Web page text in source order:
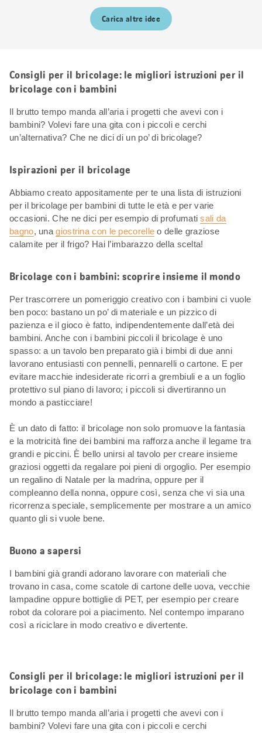
Carica altre idee
Consigli per il bricolage: le migliori istruzioni per il
bricolage con i bambini
Il brutto tempo manda all’aria i progetti che avevi con i
bambini? Volevi fare una gita con i piccoli e cerchi
un’alternativa? Che ne dici di un po’ di bricolage?
Ispirazioni per il bricolage
Abbiamo creato appositamente per te una lista di istruzioni
per il bricolage per bambini di tutte le età e per varie
occasioni. Che ne dici per esempio di profumatisali da
bagno, unagiostrina con le pecorelle o delle graziose
calamite per il frigo? Hai l’imbarazzo della scelta!
Bricolage con i bambini: scoprire insieme il mondo
Per trascorrere un pomeriggio creativo con i bambini ci vuole
ben poco: bastano un po’ di materiale e un pizzico di
pazienza e il gioco è fatto, indipendentemente dall’età dei
bambini. Anche con i bambini piccoli il bricolage è uno
spasso: a un tavolo ben preparato già i bimbi di due anni
lavorano entusiasti con pennelli, pennarelli o cartone. E per
evitare macchie indesiderate ricorri a grembiuli e a un foglio
protettivo sul piano di lavoro; i piccoli si divertiranno un
mondo a pasticciare!
È un dato di fatto: il bricolage non solo promuove la fantasia
e la motricità fine dei bambini ma rafforza anche il legame tra
grandi e piccini. È bello unirsi al tavolo per creare insieme
graziosi oggetti da regalare poi pieni di orgoglio. Per esempio
un regalino di Natale per la madrina, oppure per il
compleanno della nonna, oppure così, senza che vi sia una
ricorrenza speciale, semplicemente per mostrare a un amico
quanto gli si vuole bene.
Buono a sapersi
I bambini già grandi adorano lavorare con materiali che
trovano in casa, come scatole di cartone delle uova, vecchie
lampadine oppure bottiglie di PET, per esempio per creare
robot da colorare poi a piacimento. Nel contempo imparano
così a riciclare in modo creativo e divertente.
Consigli per il bricolage: le migliori istruzioni per il
bricolage con i bambini
Il brutto tempo manda all’aria i progetti che avevi con i
bambini? Volevi fare una gita con i piccoli e cerchi